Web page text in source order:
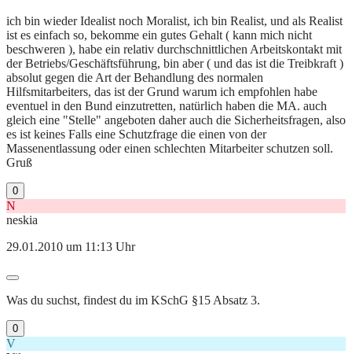
ich bin wieder Idealist noch Moralist, ich bin Realist, und als Realist
ist es einfach so, bekomme ein gutes Gehalt ( kann mich nicht
beschweren ), habe ein relativ durchschnittlichen Arbeitskontakt mit
der Betriebs/Geschäftsführung, bin aber ( und das ist die Treibkraft )
absolut gegen die Art der Behandlung des normalen
Hilfsmitarbeiters, das ist der Grund warum ich empfohlen habe
eventuel in den Bund einzutretten, natürlich haben die MA. auch
gleich eine "Stelle" angeboten daher auch die Sicherheitsfragen, also
es ist keines Falls eine Schutzfrage die einen von der
Massenentlassung oder einen schlechten Mitarbeiter schutzen soll.
Gruß
0
N
neskia
29.01.2010 um 11:13 Uhr
Was du suchst, findest du im KSchG §15 Absatz 3.
0
V